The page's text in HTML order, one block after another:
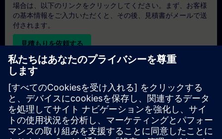
場合は、以下のリンクをクリックしてください。まず、お客様
の基本情報をご入力いただくと、その後、見積書がメールで送
付されます。
見積もりを依頼する
専用トレーニングのお問い合わせ
オンサイト、オンライン、または当社のSITRAINトレーニング
センターでの専用トレーニングコースの見積もりをご希望の場
合は、以下の問い合わせフォームにご記入ください。このタイ
プのお問い合わせは、大人数（6名以上）のグループに適して
います。ご連絡先とトレーニングのご要望をご入力いただく